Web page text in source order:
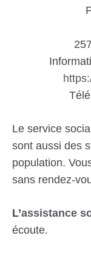
Le service
sont aussi des
population.
sans rendez-
L’assistance
écoute.